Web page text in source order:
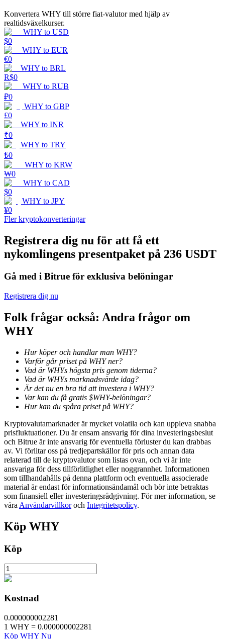
Handelsstrategier
Lär dig hur du håller dig lönsam
Tjäna
Power Piggy
Tjäna konkurrenskraftiga belöningar dagligen
Utsättning
Hög avkastning och omedelbar tillgång
Konvertera WHY till större fiat-valutor med hjälp av
realtidsväxelkurser.
WHY to USD
$0
WHY to EUR
€0
WHY to BRL
R$0
WHY to RUB
₽0
WHY to GBP
£0
WHY to INR
₹0
WHY to TRY
₺0
WHY to KRW
₩0
WHY to CAD
$0
WHY to JPY
¥0
Fler kryptokonverteringar
Registrera dig nu för att få ett
nykomlingens presentpaket på 236 USDT
Gå med i Bitrue för exklusiva belöningar
Registrera dig nu
Folk frågar också: Andra frågor om
WHY
Hur köper och handlar man WHY?
Varför går priset på WHY ner?
Vad är WHYs högsta pris genom tiderna?
Vad är WHYs marknadsvärde idag?
Är det nu en bra tid att investera i WHY?
Var kan du få gratis $WHY-belöningar?
Hur kan du spåra priset på WHY?
Kryptovalutamarknader är mycket volatila och kan uppleva snabba
prisfluktuationer. Du är ensam ansvarig för dina investeringsbeslut
och Bitrue är inte ansvarig för eventuella förluster du kan drabbas
av. Vi förlitar oss på tredjepartskällor för pris och annan data
relaterad till de kryptovalutor som listas ovan, och vi är inte
ansvariga för dess tillförlitlighet eller noggrannhet. Informationen
som tillhandahålls på denna plattform och eventuella associerade
material är endast för informationsändamål och bör inte betraktas
som finansiell eller investeringsrådgivning. För mer information, se
våra Användarvillkoroch Integritetspolicy.
Köp WHY
Köp
Kostnad
0.000000002281
1 WHY = 0.000000002281
Köp WHY Nu